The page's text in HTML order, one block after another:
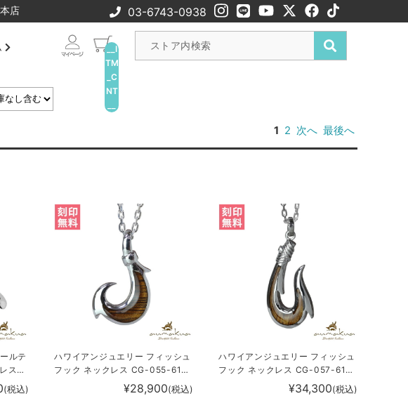
本店 03-6743-0938
__I
TM
_C
NT
1 2 次へ 最後へ
ルテ
ス
(税込)
ハワイアンジュエリー フィッシュ
フック ネックレス CG-055-61-
¥28,900(税込)
ハワイアンジュエリー フィッシュ
フック ネックレス CG-057-61-
¥34,300(税込)